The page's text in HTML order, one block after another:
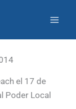
el 17 de
Poder Local